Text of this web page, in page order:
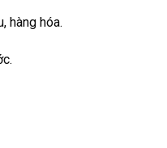
hàng hóa.